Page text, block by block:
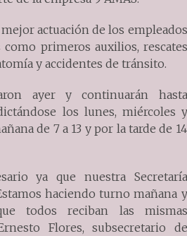
actuación de los empleados
primeros auxilios, rescates
y accidentes de tránsito.
ayer y continuarán hasta
los lunes, miércoles y
de 7 a 13 y por la tarde de 14
ya que nuestra Secretaría
haciendo turno mañana y
todos reciban las mismas
Flores, subsecretario de